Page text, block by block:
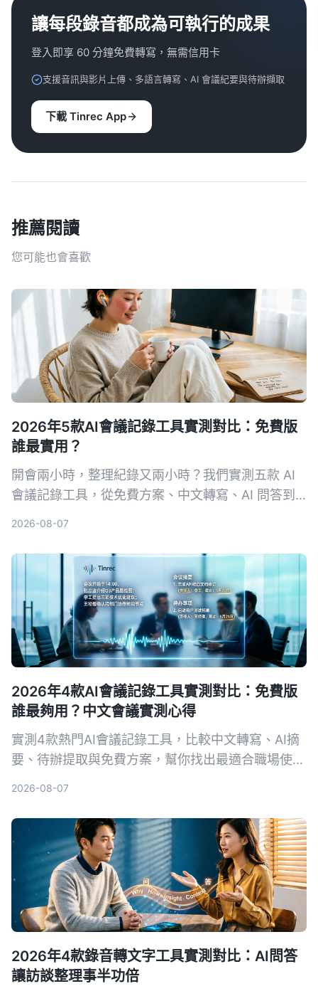
讓每段錄音都成為可執行的成果
登入即享 60 分鐘免費轉寫，無需信用卡
支援音訊與影片上傳、多語言轉寫、AI 會議紀要與待辦擷取
下載 Tinrec App
推薦閱讀
您可能也會喜歡
2026年5款AI會議記錄工具實測對比：免費版
誰最實用？
開會兩小時，整理紀錄又兩小時？我們實測五款 AI
會議記錄工具，從免費方案、中文轉寫、AI 問答到
2026-08-07
2026年4款AI會議記錄工具實測對比：免費版
誰最夠用？中文會議實測心得
實測4款熱門AI會議記錄工具，比較中文轉寫、AI摘
要、待辦提取與免費方案，幫你找出最適合職場使用
2026-08-07
2026年4款錄音轉文字工具實測對比：AI問答
讓訪談整理事半功倍